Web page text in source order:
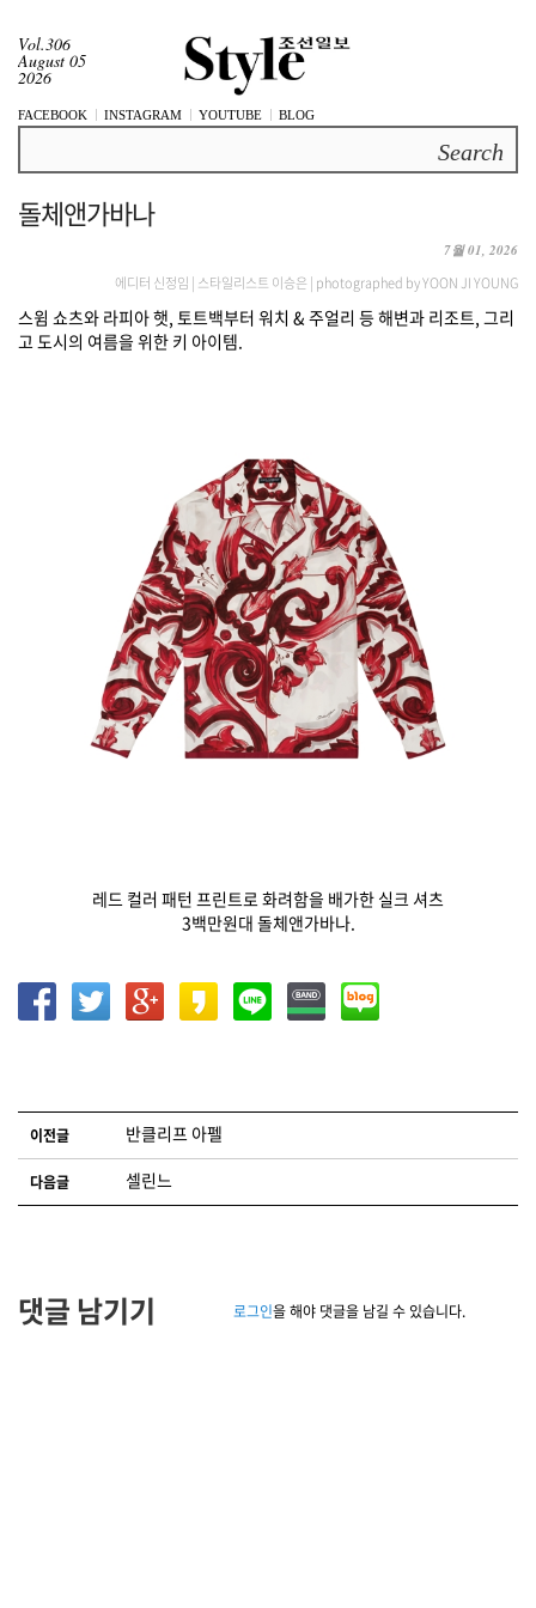
Vol.306
August 05
2026
FACEBOOK INSTAGRAM YOUTUBE BLOG
돌체앤가바나
7월 01, 2026
에디터 신정임 | 스타일리스트 이승은 | photographed by YOON JI YOUNG
스윔 쇼츠와 라피아 햇, 토트백부터 워치 & 주얼리 등 해변과 리조트, 그리
고 도시의 여름을 위한 키 아이템.
레드 컬러 패턴 프린트로 화려함을 배가한 실크 셔츠
3백만원대 돌체앤가바나.
글 네비게이션
이전글 반클리프 아펠
다음글 셀린느
댓글 남기기 로그인을 해야 댓글을 남길 수 있습니다.